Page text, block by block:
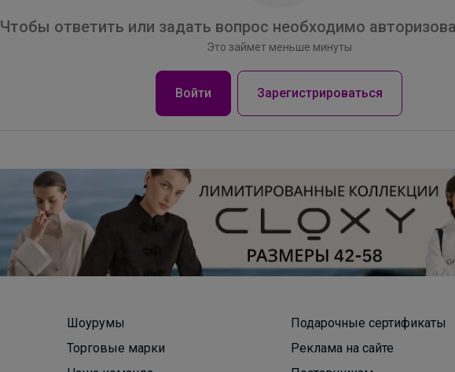
Чтобы ответить или задать вопрос необходимо
Это займет меньше минуты
Войти Зарегистрироваться
Шоурумы
Торговые марки
Подарочные сертификаты
Реклама на сайте
TYAGI Полуботинки для девочек, легкие,
дышащие - идеальный вариант на сменку
Полный комплект для девочки